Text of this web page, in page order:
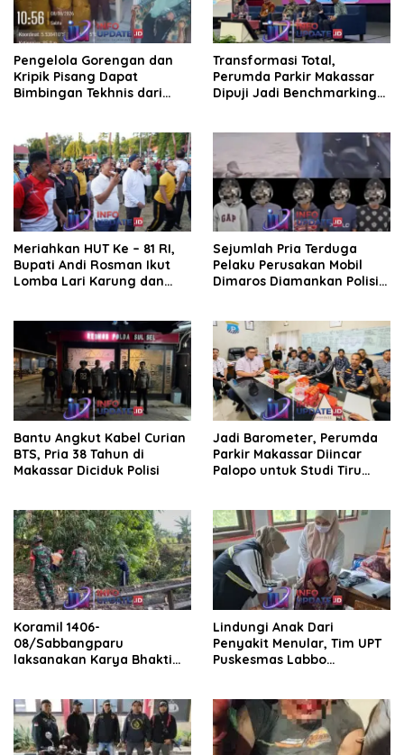
Pengelola Gorengan dan
Kripik Pisang Dapat
Bimbingan Tekhnis dari
Transformasi Total,
Perumda Parkir Makassar
Dipuji Jadi Benchmarking
Meriahkan HUT Ke – 81 RI,
Bupati Andi Rosman Ikut
Lomba Lari Karung dan
Sejumlah Pria Terduga
Pelaku Perusakan Mobil
Dimaros Diamankan Polisi.
Bantu Angkut Kabel Curian
BTS, Pria 38 Tahun di
Makassar Diciduk Polisi
Jadi Barometer, Perumda
Parkir Makassar Diincar
Palopo untuk Studi Tiru
Koramil 1406-
08/Sabbangparu
laksanakan Karya Bhakti
Lindungi Anak Dari
Penyakit Menular, Tim UPT
Puskesmas Labbo